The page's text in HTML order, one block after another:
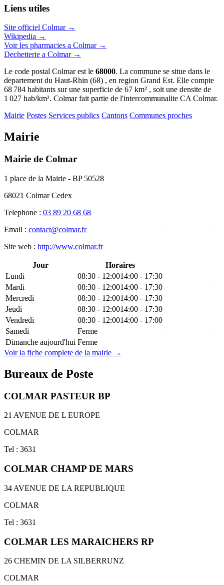
Liens utiles
Site officiel Colmar →
Wikipedia →
Voir les pharmacies a Colmar →
Dechetterie a Colmar →
Le code postal Colmar est le 68000. La commune se situe dans le
departement du Haut-Rhin (68) , en region Grand Est. Elle compte
68 784 habitants sur une superficie de 67 km² , soit une densite de
1 027 hab/km². Colmar fait partie de l'intercommunalite CA Colmar.
Mairie Postes Services publics Cantons Communes proches
Mairie
Mairie de Colmar
1 place de la Mairie - BP 50528
68021 Colmar Cedex
Telephone : 03 89 20 68 68
Email : contact@colmar.fr
Site web : http://www.colmar.fr
Jour
Horaires
Lundi
08:30 - 12:0014:00 - 17:30
Mardi
08:30 - 12:0014:00 - 17:30
Mercredi
08:30 - 12:0014:00 - 17:30
Jeudi
08:30 - 12:0014:00 - 17:30
Vendredi
08:30 - 12:0014:00 - 17:00
Samedi
Ferme
Dimanche aujourd'hui Ferme
Voir la fiche complete de la mairie →
Bureaux de Poste
COLMAR PASTEUR BP
21 AVENUE DE L EUROPE
COLMAR
Tel : 3631
COLMAR CHAMP DE MARS
34 AVENUE DE LA REPUBLIQUE
COLMAR
Tel : 3631
COLMAR LES MARAICHERS RP
26 CHEMIN DE LA SILBERRUNZ
COLMAR